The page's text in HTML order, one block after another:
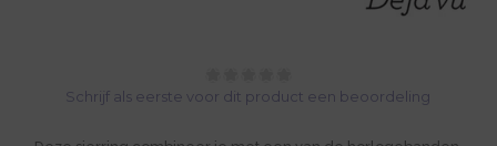
Schrijf als eerste voor dit product een beoordeling